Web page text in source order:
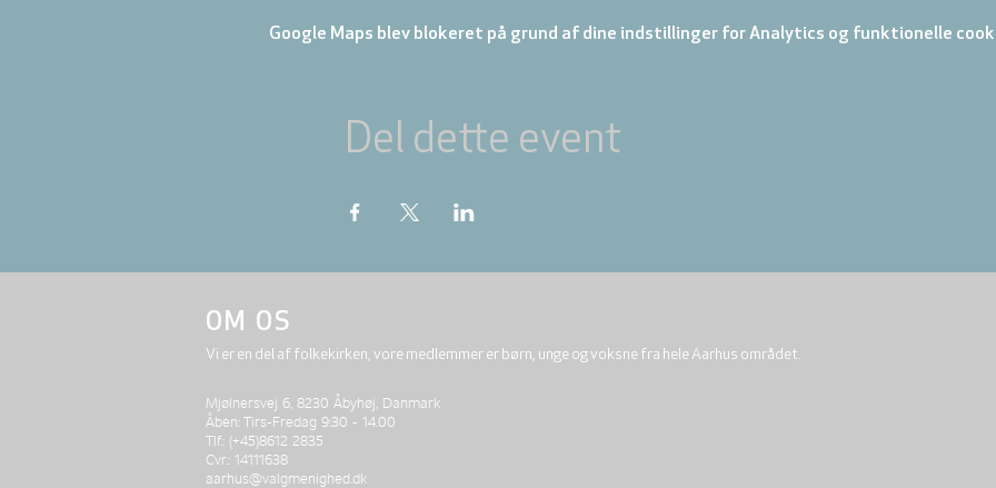
Google Maps blev blokeret på grund af dine indstillinger for Analytics og funktionelle
Del dette event
OM OS
Vi er en del af folkekirken, vore medlemmer er børn, unge og voksne fra hele Aarhus området.
Mjølnersvej 6, 8230 Åbyhøj, Danmark
Åben: Tirs-Fredag 9:30 - 14.00
Tlf.: (+45)8612 2835
Cvr.: 14111638
aarhus@valgmenighed.dk